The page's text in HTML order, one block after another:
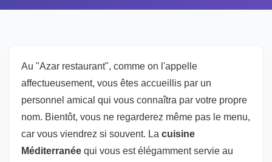
Au "Azar restaurant", comme on l'appelle
affectueusement, vous êtes accueillis par un
personnel amical qui vous connaîtra par votre propre
nom. Bientôt, vous ne regarderez même pas le menu,
car vous viendrez si souvent. La cuisine
Méditerranée qui vous est élégamment servie au